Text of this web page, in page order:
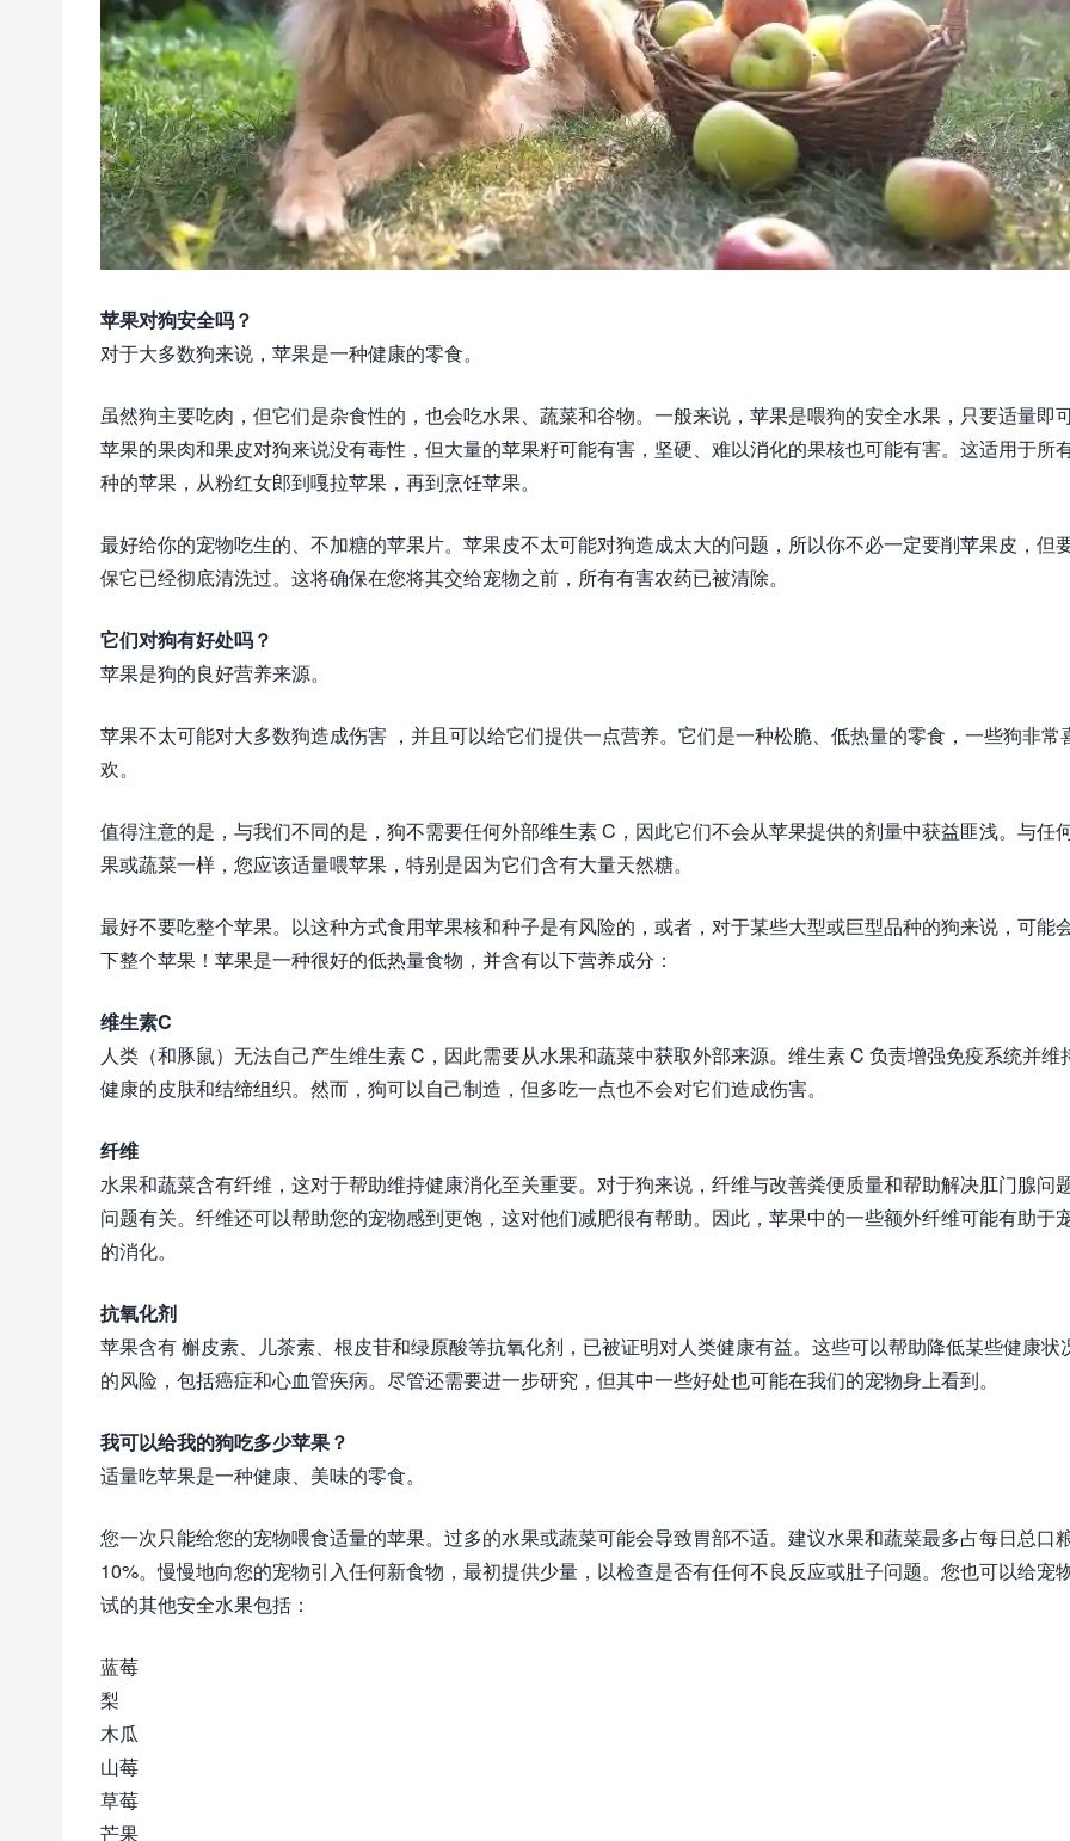
苹果对狗安全吗？
对于大多数狗来说，苹果是一种健康的零食。
虽然狗主要吃肉，但它们是杂食性的，也会吃水果、蔬菜和谷物。一般来说，苹果是喂狗的安全水果，只要适量即可
苹果的果肉和果皮对狗来说没有毒性，但大量的苹果籽可能有害，坚硬、难以消化的果核也可能有害。这适用于所
种的苹果，从粉红女郎到嘎拉苹果，再到烹饪苹果。
最好给你的宠物吃生的、不加糖的苹果片。苹果皮不太可能对狗造成太大的问题，所以你不必一定要削苹果皮，但
保它已经彻底清洗过。这将确保在您将其交给宠物之前，所有有害农药已被清除。
它们对狗有好处吗？
苹果是狗的良好营养来源。
苹果不太可能对大多数狗造成伤害 ，并且可以给它们提供一点营养。它们是一种松脆、低热量的零食，一些狗非常
欢。
值得注意的是，与我们不同的是，狗不需要任何外部维生素 C，因此它们不会从苹果提供的剂量中获益匪浅。与任
果或蔬菜一样，您应该适量喂苹果，特别是因为它们含有大量天然糖。
最好不要吃整个苹果。以这种方式食用苹果核和种子是有风险的，或者，对于某些大型或巨型品种的狗来说，可能
下整个苹果！苹果是一种很好的低热量食物，并含有以下营养成分：
维生素C
人类（和豚鼠）无法自己产生维生素 C，因此需要从水果和蔬菜中获取外部来源。维生素 C 负责增强免疫系统并维
健康的皮肤和结缔组织。然而，狗可以自己制造，但多吃一点也不会对它们造成伤害。
纤维
水果和蔬菜含有纤维，这对于帮助维持健康消化至关重要。对于狗来说，纤维与改善粪便质量和帮助解决肛门腺问
问题有关。纤维还可以帮助您的宠物感到更饱，这对他们减肥很有帮助。因此，苹果中的一些额外纤维可能有助于
的消化。
抗氧化剂
苹果含有 槲皮素、儿茶素、根皮苷和绿原酸等抗氧化剂，已被证明对人类健康有益。这些可以帮助降低某些健康状
的风险，包括癌症和心血管疾病。尽管还需要进一步研究，但其中一些好处也可能在我们的宠物身上看到。
我可以给我的狗吃多少苹果？
适量吃苹果是一种健康、美味的零食。
您一次只能给您的宠物喂食适量的苹果。过多的水果或蔬菜可能会导致胃部不适。建议水果和蔬菜最多占每日总口
10%。慢慢地向您的宠物引入任何新食物，最初提供少量，以检查是否有任何不良反应或肚子问题。您也可以给宠
试的其他安全水果包括：
蓝莓
梨
木瓜
山莓
草莓
芒果